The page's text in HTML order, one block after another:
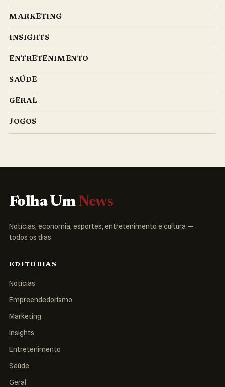
MARKETING
INSIGHTS
ENTRETENIMENTO
SAÚDE
GERAL
JOGOS
Folha Um News
Notícias, economia, esportes, entretenimento e cultura —
todos os dias
EDITORIAS
Notícias
Empreendedorismo
Marketing
Insights
Entretenimento
Saúde
Geral